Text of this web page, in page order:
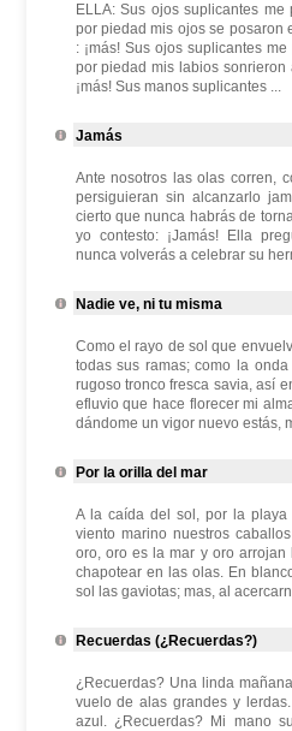
ELLA: Sus ojos suplicantes
por piedad mis ojos se posaron
: ¡más! Sus ojos suplicantes
por piedad mis labios
¡más! Sus manos suplicantes ...
Jamás
Ante nosotros las olas corren,
persiguieran sin alcanzarlo
cierto que nunca habrás de
yo contesto: ¡Jamás! Ella
nunca volverás a celebrar su
Nadie ve, ni tu misma
Como el rayo de sol que
todas sus ramas; como la
rugoso tronco fresca savia, así
efluvio que hace florecer mi
dándome un vigor nuevo estás,
Por la orilla del mar
A la caída del sol, por la playa
viento marino nuestros
oro, oro es la mar y oro
chapotear en las olas. En
sol las gaviotas; mas, al
Recuerdas (¿Recuerdas?)
¿Recuerdas? Una linda
vuelo de alas grandes y
azul. ¿Recuerdas? Mi mano